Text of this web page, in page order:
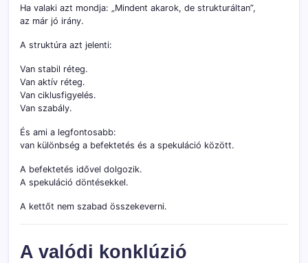
Ha valaki azt mondja: „Mindent akarok, de strukturáltan”,
az már jó irány.
A struktúra azt jelenti:
Van stabil réteg.
Van aktív réteg.
Van ciklusfigyelés.
Van szabály.
És ami a legfontosabb:
van különbség a befektetés és a spekuláció között.
A befektetés idővel dolgozik.
A spekuláció döntésekkel.
A kettőt nem szabad összekeverni.
A valódi konklúzió